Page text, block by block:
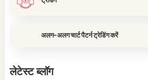
अलग-अलग चार्ट पैटर्न ट्रेडिंग करें
लेटेस्ट ब्लॉग